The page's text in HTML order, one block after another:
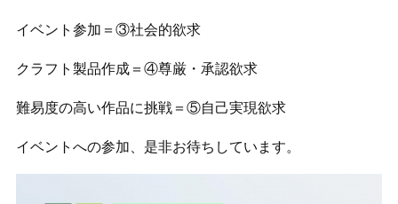
イベント参加＝③社会的欲求
クラフト製品作成＝④尊厳・承認欲求
難易度の高い作品に挑戦＝⑤自己実現欲求
イベントへの参加、是非お待ちしています。